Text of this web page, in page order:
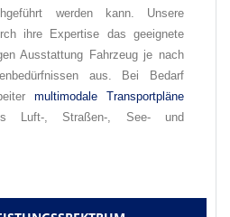
werden kann. Unsere
ihre Expertise das geeignete
Ausstattung Fahrzeug je nach
aus. Bei Bedarf
multimodale Transportpläne
Luft-, Straßen-, See- und